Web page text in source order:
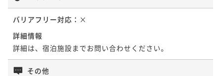
バリアフリー対応： ×
詳細情報
詳細は、宿泊施設までお問い合わせください。
その他